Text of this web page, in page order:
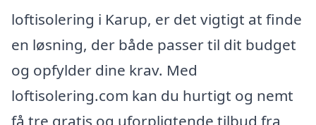
loftisolering i Karup, er det vigtigt at finde
en løsning, der både passer til dit budget
og opfylder dine krav. Med
loftisolering.com kan du hurtigt og nemt
få tre gratis og uforpligtende tilbud fra